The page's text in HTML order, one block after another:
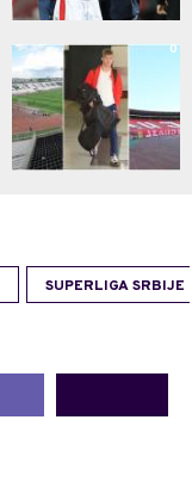
0
SUPERLIGA SRBIJE